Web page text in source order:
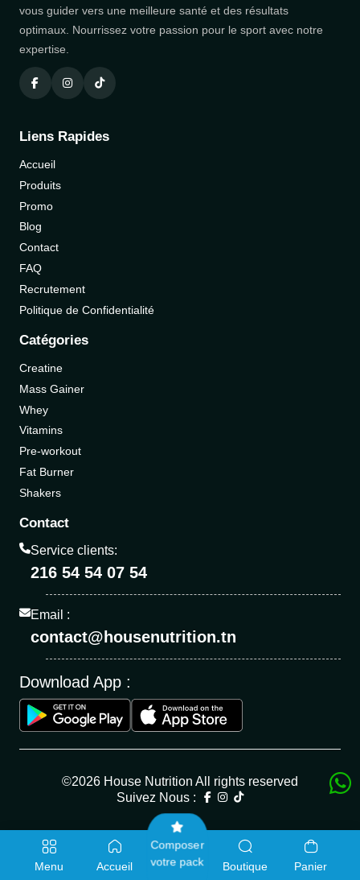
Menu Accueil
Composer
votre pack
Boutique Panier
vous guider vers une meilleure santé et des résultats
optimaux. Nourrissez votre passion pour le sport avec notre
expertise.
Liens Rapides
Accueil
Produits
Promo
Blog
Contact
FAQ
Recrutement
Politique de Confidentialité
Catégories
Creatine
Mass Gainer
Whey
Vitamins
Pre-workout
Fat Burner
Shakers
Contact
Service clients:
216 54 54 07 54
Email :
contact@housenutrition.tn
Download App :
©2026 House Nutrition All rights reserved
Suivez Nous :